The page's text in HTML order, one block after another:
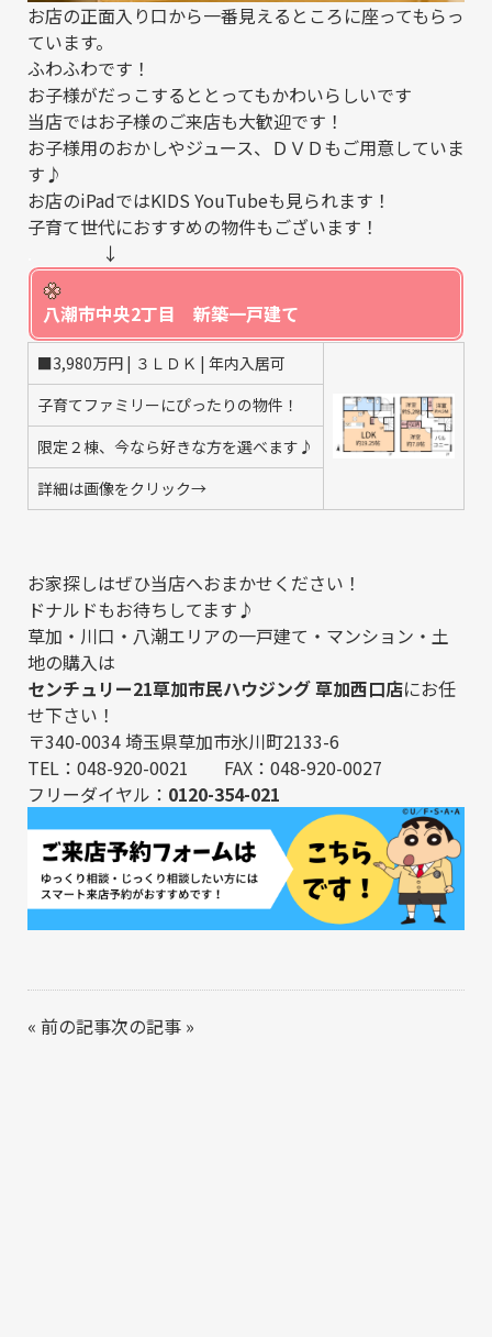
お店の正面入り口から一番見えるところに座ってもらっ
ています。
ふわふわです！
お子様がだっこするととってもかわいらしいです
当店ではお子様のご来店も大歓迎です！
お子様用のおかしやジュース、ＤＶＤもご用意していま
す♪
お店のiPadではKIDS YouTubeも見られます！
子育て世代におすすめの物件もございます！
↓
八潮市中央2丁目 新築一戸建て
■3,980万円 | ３ＬＤＫ | 年内入居可
子育てファミリーにぴったりの物件！
限定２棟、今なら好きな方を選べます♪
詳細は画像をクリック→
お家探しはぜひ当店へおまかせください！
ドナルドもお待ちしてます♪
草加・川口・八潮エリアの一戸建て・マンション・土
地の購入は
センチュリー21草加市民ハウジング 草加西口店にお任
せ下さい！
〒340-0034 埼玉県草加市氷川町2133-6
TEL：048-920-0021 FAX：048-920-0027
フリーダイヤル： 0120-354-021
« 前の記事次の記事 »